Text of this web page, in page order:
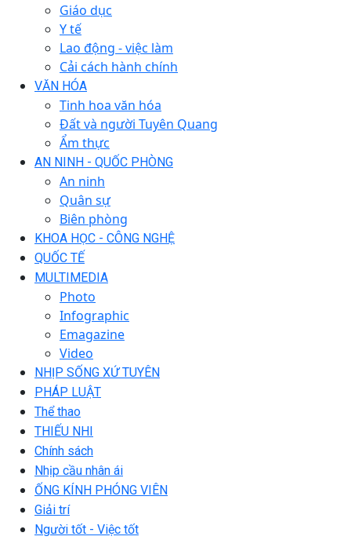
Giáo dục
Y tế
Lao động - việc làm
Cải cách hành chính
VĂN HÓA
Tinh hoa văn hóa
Đất và người Tuyên Quang
Ẩm thực
AN NINH - QUỐC PHÒNG
An ninh
Quân sự
Biên phòng
KHOA HỌC - CÔNG NGHỆ
QUỐC TẾ
MULTIMEDIA
Photo
Infographic
Emagazine
Video
NHỊP SỐNG XỨ TUYÊN
PHÁP LUẬT
Thể thao
THIẾU NHI
Chính sách
Nhịp cầu nhân ái
ỐNG KÍNH PHÓNG VIÊN
Giải trí
Người tốt - Việc tốt